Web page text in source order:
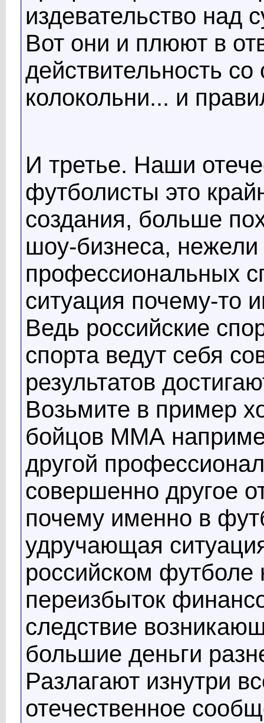
издевательство над
Вот они и плюют в
действительность
колокольни... и
И третье. Наши
футболисты это
создания, больше
шоу-бизнеса,
профессиональных
ситуация почему-то
Ведь российские
спорта ведут себя
результатов
Возьмите в пример
бойцов ММА
другой
совершенно другое
почему именно в
удручающая
российском
переизбыток
следствие
большие деньги
Разлагают изнутри
отечественное